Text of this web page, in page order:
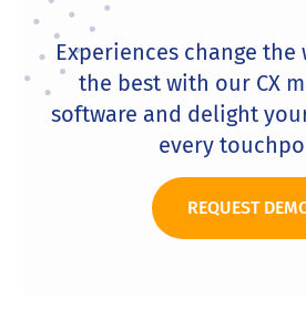
Experiences change
the best with our CX
software and delight
every
REQUEST